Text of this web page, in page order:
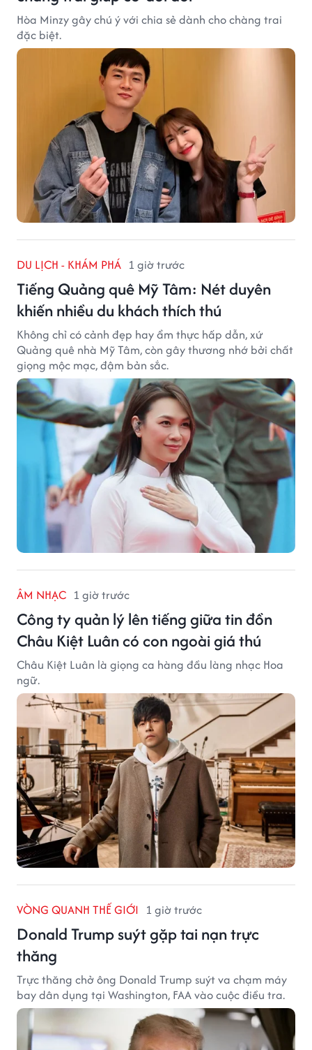
Hòa Minzy gây chú ý với chia sẻ dành cho chàng trai
đặc biệt.
DU LỊCH - KHÁM PHÁ 1 giờ trước
Tiếng Quảng quê Mỹ Tâm: Nét duyên
khiến nhiều du khách thích thú
Không chỉ có cảnh đẹp hay ẩm thực hấp dẫn, xứ
Quảng quê nhà Mỹ Tâm, còn gây thương nhớ bởi chất
giọng mộc mạc, đậm bản sắc.
ÂM NHẠC 1 giờ trước
Công ty quản lý lên tiếng giữa tin đồn
Châu Kiệt Luân có con ngoài giá thú
Châu Kiệt Luân là giọng ca hàng đầu làng nhạc Hoa
ngữ.
VÒNG QUANH THẾ GIỚI 1 giờ trước
Donald Trump suýt gặp tai nạn trực
thăng
Trực thăng chở ông Donald Trump suýt va chạm máy
bay dân dụng tại Washington, FAA vào cuộc điều tra.